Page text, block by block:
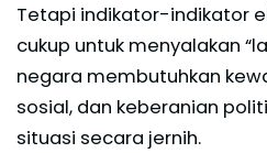
Tetapi indikator-indikator
cukup untuk menyalakan
negara membutuhkan
sosial, dan keberanian
situasi secara jernih.